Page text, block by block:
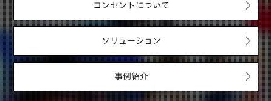
コンセントについて
ソリューション
事例紹介